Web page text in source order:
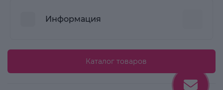
Информация
Пользовательское соглашение
Каталог товаров